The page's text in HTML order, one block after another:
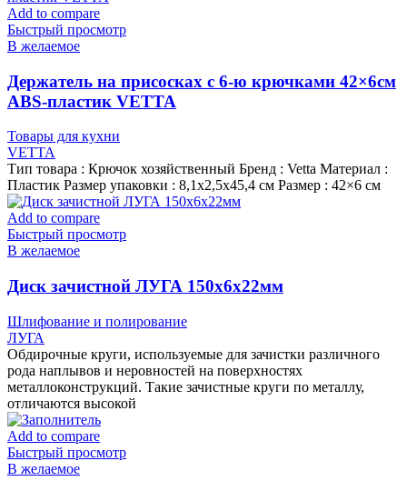
Add to compare
Быстрый просмотр
В желаемое
Держатель на присосках с 6-ю крючками 42×6см
ABS-пластик VETTA
Товары для кухни
VETTA
Тип товара : Крючок хозяйственный Бренд : Vetta Материал :
Пластик Размер упаковки : 8,1х2,5х45,4 см Размер : 42×6 см
Add to compare
Быстрый просмотр
В желаемое
Диск зачистной ЛУГА 150х6х22мм
Шлифование и полирование
ЛУГА
Обдирочные круги, используемые для зачистки различного
рода наплывов и неровностей на поверхностях
металлоконструкций. Такие зачистные круги по металлу,
отличаются высокой
Add to compare
Быстрый просмотр
В желаемое